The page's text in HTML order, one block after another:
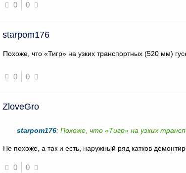
0 0
starpom176
Похоже, что «Тигр» на узких транспортных (520 мм)
0 0
ZloveGro
starpom176: Похоже, что «Тигр» на узких
Не похоже, а так и есть, наружный ряд катков
0 0